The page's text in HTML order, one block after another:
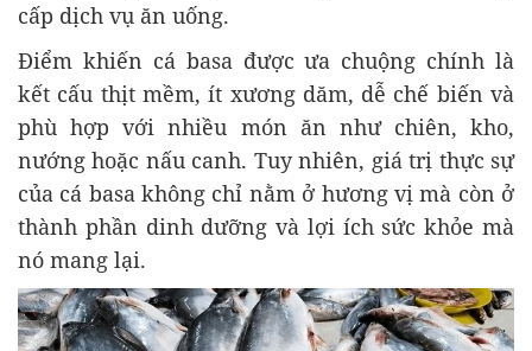
cấp dịch vụ ăn uống.
Điểm khiến cá basa được ưa chuộng chính là
kết cấu thịt mềm, ít xương dăm, dễ chế biến và
phù hợp với nhiều món ăn như chiên, kho,
nướng hoặc nấu canh. Tuy nhiên, giá trị thực sự
của cá basa không chỉ nằm ở hương vị mà còn ở
thành phần dinh dưỡng và lợi ích sức khỏe mà
nó mang lại.